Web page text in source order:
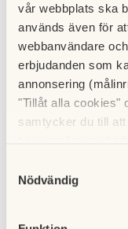
vår webbplats ska
används även för
webbanvändare
erbjudanden som
annonsering
"Tillåt alla cookies"
samtycker du till
cookies och välja
Nödvändig
Byt
– särskilt till
Stäng av
mot internet om
Använd
Text: Annelie Englund
Taggar